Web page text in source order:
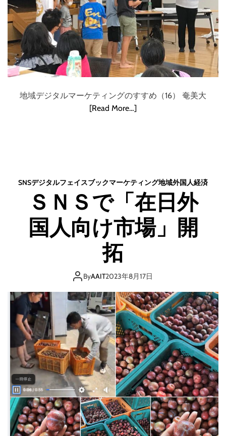
地域デジタルマーケティングのすすめ（16） 奄美大
[Read More…]
SNSデジタルフェイスブックマーケティング地域外国人経済
ＳＮＳで「在日外
国人向け市場」開
拓
ByAAIT2023年8月17日